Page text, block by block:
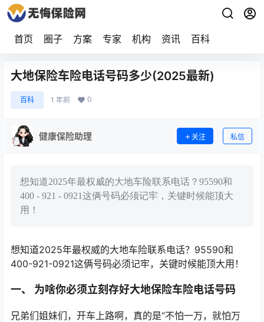
首页 圈子 方案 专家 机构 资讯 百科
大地保险车险电话号码多少(2025最新)
百科 1 年前 0
健康保险助理 关注 私信
想知道2025年最权威的大地车险联系电话？95590和
400 - 921 - 0921这俩号码必须记牢，关键时候能顶大
用！
想知道2025年最权威的大地车险联系电话？95590和
400-921-0921这俩号码必须记牢，关键时候能顶大用！
一、 为啥你必须立刻存好大地保险车险电话号码
兄弟们姐妹们，开车上路啊，真的是“不怕一万，就怕万